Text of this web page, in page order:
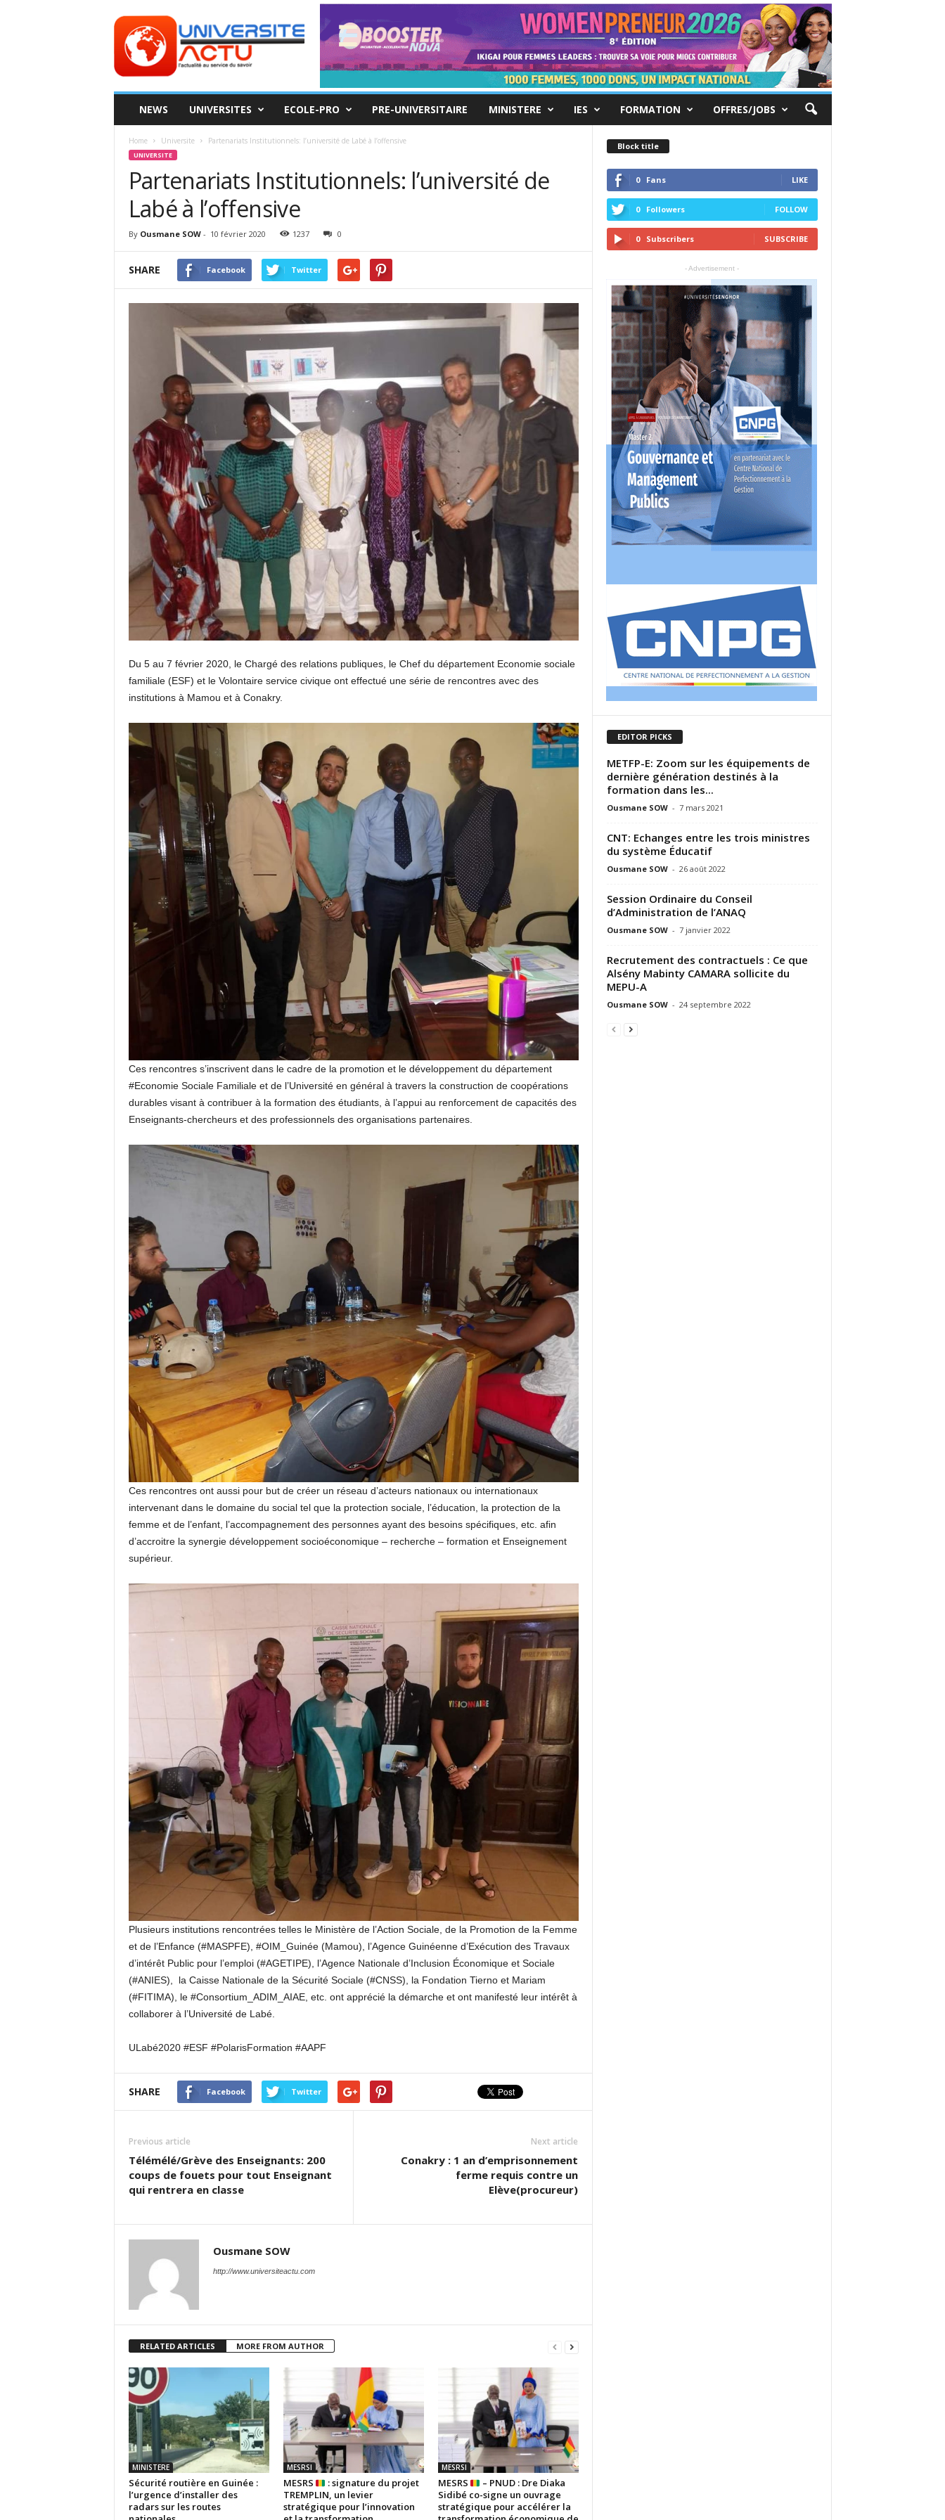
ACTU
NEWS UNIVERSITES ECOLE-PRO PRE-UNIVERSITAIRE MINISTERE IES FORMATION OFFRES/JOBS
Home Universite Partenariats Institutionnels: l’université de Labé à l’offensive
UNIVERSITE
Partenariats Institutionnels: l’université de
Labé à l’offensive
By Ousmane SOW- 10 février 2020 1237 0
SHARE Facebook Twitter
Du 5 au 7 février 2020, le Chargé des relations publiques, le Chef du département Economie sociale
familiale (ESF) et le Volontaire service civique ont effectué une série de rencontres avec des
institutions à Mamou et à Conakry.
Ces rencontres s’inscrivent dans le cadre de la promotion et le développement du département
#Economie Sociale Familiale et de l’Université en général à travers la construction de coopérations
durables visant à contribuer à la formation des étudiants, à l’appui au renforcement de capacités des
Enseignants-chercheurs et des professionnels des organisations partenaires.
Ces rencontres ont aussi pour but de créer un réseau d’acteurs nationaux ou internationaux
intervenant dans le domaine du social tel que la protection sociale, l’éducation, la protection de la
femme et de l’enfant, l’accompagnement des personnes ayant des besoins spécifiques, etc. afin
d’accroitre la synergie développement socioéconomique – recherche – formation et Enseignement
supérieur.
Plusieurs institutions rencontrées telles le Ministère de l’Action Sociale, de la Promotion de la Femme
et de l’Enfance (#MASPFE), #OIM_Guinée (Mamou), l’Agence Guinéenne d’Exécution des Travaux
d’intérêt Public pour l’emploi (#AGETIPE), l’Agence Nationale d’Inclusion Économique et Sociale
(#ANIES), la Caisse Nationale de la Sécurité Sociale (#CNSS), la Fondation Tierno et Mariam
(#FITIMA), le #Consortium_ADIM_AIAE, etc. ont apprécié la démarche et ont manifesté leur intérêt à
collaborer à l’Université de Labé.
ULabé2020 #ESF #PolarisFormation #AAPF
SHARE Facebook Twitter
Previous article
Télémélé/Grève des Enseignants: 200
coups de fouets pour tout Enseignant
qui rentrera en classe
Next article
Conakry : 1 an d’emprisonnement
ferme requis contre un
Elève(procureur)
Ousmane SOW
http://www.universiteactu.com
RELATED ARTICLES MORE FROM AUTHOR
MINISTERE
Sécurité routière en Guinée :
l’urgence d’installer des
radars sur les routes
MESRSI
MESRS
: signature du projet
TREMPLIN, un levier
stratégique pour l’innovation
MESRSI
MESRS
– PNUD : Dre Diaka
Sidibé co-signe un ouvrage
stratégique pour accélérer la
Block title
0 Fans LIKE
0 Followers FOLLOW
0 Subscribers SUBSCRIBE
- Advertisement -
EDITOR PICKS
METFP-E: Zoom sur les équipements de
dernière génération destinés à la
formation dans les...
Ousmane SOW - 7 mars 2021
CNT: Echanges entre les trois ministres
du système Éducatif
Ousmane SOW - 26 août 2022
Session Ordinaire du Conseil
d’Administration de l’ANAQ
Ousmane SOW - 7 janvier 2022
Recrutement des contractuels : Ce que
Alsény Mabinty CAMARA sollicite du
MEPU-A
Ousmane SOW - 24 septembre 2022